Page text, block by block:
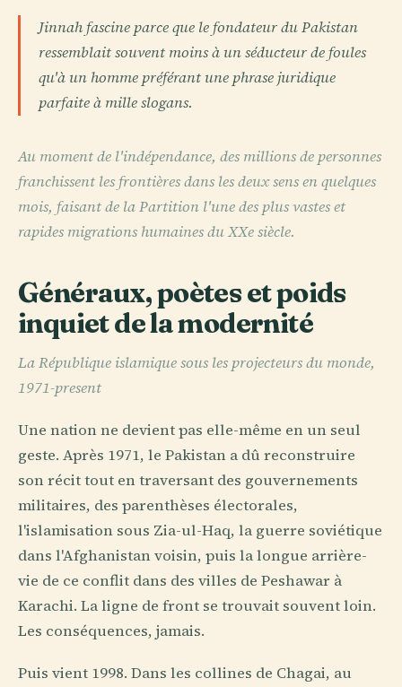
Jinnah fascine parce que le fondateur du Pakistan
ressemblait souvent moins à un séducteur de foules
qu'à un homme préférant une phrase juridique
parfaite à mille slogans.
Au moment de l'indépendance, des millions de personnes
franchissent les frontières dans les deux sens en quelques
mois, faisant de la Partition l'une des plus vastes et
rapides migrations humaines du XXe siècle.
Généraux, poètes et poids
inquiet de la modernité
La République islamique sous les projecteurs du monde,
1971-present
Une nation ne devient pas elle-même en un seul
geste. Après 1971, le Pakistan a dû reconstruire
son récit tout en traversant des gouvernements
militaires, des parenthèses électorales,
l'islamisation sous Zia-ul-Haq, la guerre soviétique
dans l'Afghanistan voisin, puis la longue arrière-
vie de ce conflit dans des villes de Peshawar à
Karachi. La ligne de front se trouvait souvent loin.
Les conséquences, jamais.
Puis vient 1998. Dans les collines de Chagai, au